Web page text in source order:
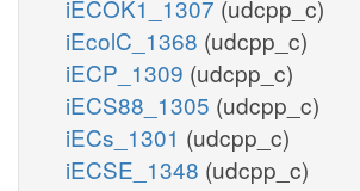
iECOK1_1307 (udcpp_c)
iEcolC_1368 (udcpp_c)
iECP_1309 (udcpp_c)
iECS88_1305 (udcpp_c)
iECs_1301 (udcpp_c)
iECSE_1348 (udcpp_c)